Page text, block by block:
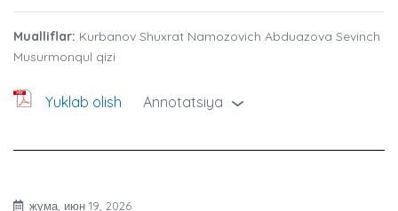
Mualliflar: Kurbanov Shuxrat Namozovich Abduazova Sevinch
Musurmonqul qizi
Yuklab olish Annotatsiya ›
жума, июн 19, 2026